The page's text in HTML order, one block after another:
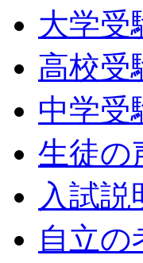
大学受
高校受
中学受
生徒の
入試説
自立の